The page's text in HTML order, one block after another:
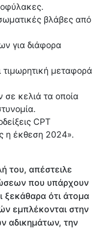
βλάβες από
για διάφορα
μεταφορά
σε κελιά τα οποία
CPT
η έκθεση 2024».
του, απέστειλε
που υπάρχουν
ξεκάθαρα ότι άτομα
εμπλέκονται στην
αδικημάτων, την